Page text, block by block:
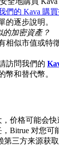
25,000 USDT
取
們的 Kava 購
的逐步說明。
的加密資產？
相似市值或特
訪問我們的
幣和替代幣。
价格可能会
Bitrue 对您可
第三方来源获